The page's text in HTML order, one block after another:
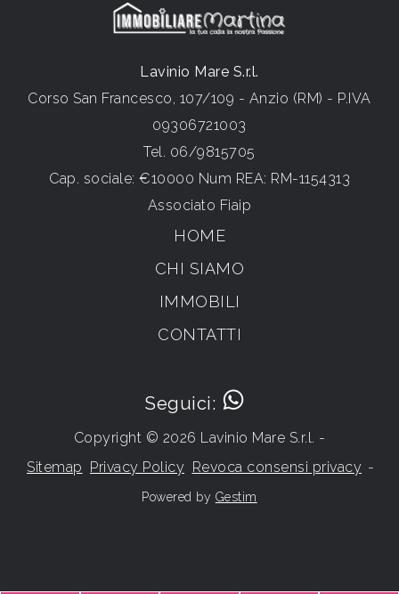
Lavinio Mare S.r.l.
Corso San Francesco, 107/109 - Anzio (RM) - P.IVA
09306721003
Tel. 06/9815705
Cap. sociale: €10000 Num REA: RM-1154313
Associato Fiaip
HOME
CHI SIAMO
IMMOBILI
CONTATTI
Seguici:
Copyright © 2026 Lavinio Mare S.r.l. -
Sitemap Privacy Policy Revoca consensi privacy -
Powered by Gestim